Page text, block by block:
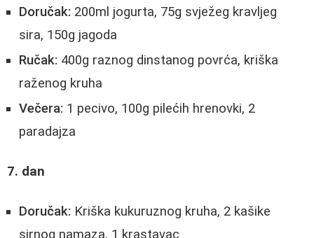
Doručak: 200ml jogurta, 75g svježeg kravljeg
sira, 150g jagoda
Ručak: 400g raznog dinstanog povrća, kriška
raženog kruha
Večera: 1 pecivo, 100g pilećih hrenovki, 2
paradajza
7. dan
Doručak: Kriška kukuruznog kruha, 2 kašike
sirnog namaza, 1 krastavac